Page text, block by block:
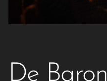
De Baron